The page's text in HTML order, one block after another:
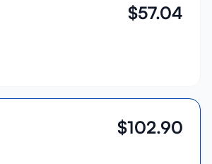
$57.04
$102.90